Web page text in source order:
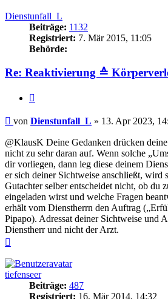
Dienstunfall_L
Beiträge: 1132
Registriert: 7. Mär 2015, 11:05
Behörde:
Re: Reaktivierung ≙
Beitrag
von Dienstunfall_L » 13. Apr 2023,
@KlausK Deine Gedanken drücken
nicht zu sehr daran auf. Wenn solche
dir vorliegen, dann leg diese deinem
er sich deiner Sichtweise anschließt, wird
Gutachter selber entscheidet nicht, ob du
eingeladen wirst und welche Fragen
erhält vom Dienstherrn den Auftrag
Pipapo). Adressat deiner Sichtweise und
Dienstherr und nicht der Arzt.
tiefenseer
Beiträge: 487
Registriert: 16. Mär 2014, 14:32